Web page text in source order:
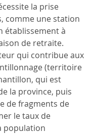
la prise
comme une station
établissement à
de retraite.
qui contribue aux
(territoire
qui est
la province, puis
de fragments de
le taux de
population